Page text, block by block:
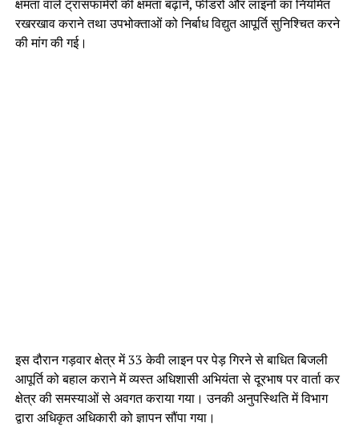
क्षमता वाले ट्रांसफार्मरों की क्षमता बढ़ाने, फीडरों और लाइनों का नियमित
रखरखाव कराने तथा उपभोक्ताओं को निर्बाध विद्युत आपूर्ति सुनिश्चित करने
की मांग की गई।
इस दौरान गड़वार क्षेत्र में 33 केवी लाइन पर पेड़ गिरने से बाधित बिजली
आपूर्ति को बहाल कराने में व्यस्त अधिशासी अभियंता से दूरभाष पर वार्ता कर
क्षेत्र की समस्याओं से अवगत कराया गया। उनकी अनुपस्थिति में विभाग
द्वारा अधिकृत अधिकारी को ज्ञापन सौंपा गया।